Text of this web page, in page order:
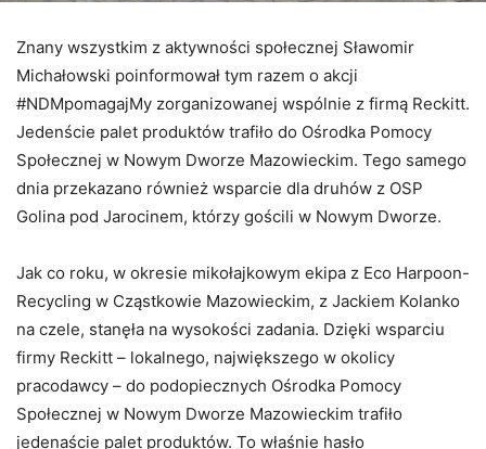
Znany wszystkim z aktywności społecznej Sławomir
Michałowski poinformował tym razem o akcji
#NDMpomagajMy zorganizowanej wspólnie z firmą Reckitt.
Jedenście palet produktów trafiło do Ośrodka Pomocy
Społecznej w Nowym Dworze Mazowieckim. Tego samego
dnia przekazano również wsparcie dla druhów z OSP
Golina pod Jarocinem, którzy gościli w Nowym Dworze.
Jak co roku, w okresie mikołajkowym ekipa z Eco Harpoon-
Recycling w Cząstkowie Mazowieckim, z Jackiem Kolanko
na czele, stanęła na wysokości zadania. Dzięki wsparciu
firmy Reckitt – lokalnego, największego w okolicy
pracodawcy – do podopiecznych Ośrodka Pomocy
Społecznej w Nowym Dworze Mazowieckim trafiło
jedenaście palet produktów. To właśnie hasło